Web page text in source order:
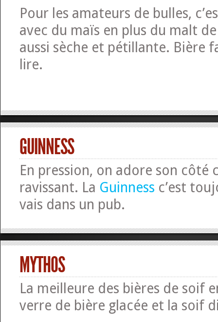
Pour les amateurs de bulles,
avec du maïs en plus du malt
aussi sèche et pétillante. Bière
lire.
GUINNESS
En pression, on adore son
ravissant. La Guinness c’est
vais dans un pub.
MYTHOS
La meilleure des bières de soif
verre de bière glacée et la soif